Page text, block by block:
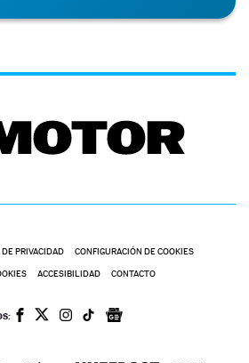
PRIVACIDAD CONFIGURACIÓN DE COOKIES
ACCESIBILIDAD CONTACTO